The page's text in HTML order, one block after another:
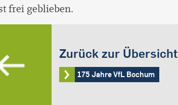
frei geblieben.
Zurück zur Übersicht
175 Jahre VfL Bochum